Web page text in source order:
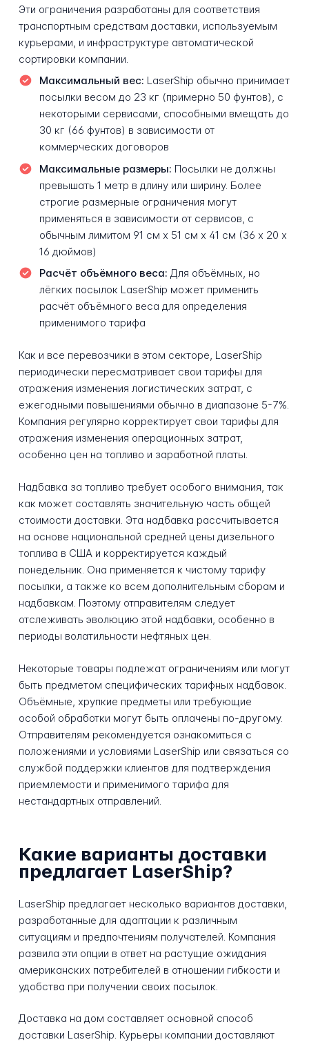
Эти ограничения разработаны для соответствия
транспортным средствам доставки, используемым
курьерами, и инфраструктуре автоматической
сортировки компании.
Максимальный вес: LaserShip обычно принимает
посылки весом до 23 кг (примерно 50 фунтов), с
некоторыми сервисами, способными вмещать до
30 кг (66 фунтов) в зависимости от
коммерческих договоров
Максимальные размеры: Посылки не должны
превышать 1 метр в длину или ширину. Более
строгие размерные ограничения могут
применяться в зависимости от сервисов, с
обычным лимитом 91 см x 51 см x 41 см (36 x 20 x
16 дюймов)
Расчёт объёмного веса: Для объёмных, но
лёгких посылок LaserShip может применить
расчёт объёмного веса для определения
применимого тарифа
Как и все перевозчики в этом секторе, LaserShip
периодически пересматривает свои тарифы для
отражения изменения логистических затрат, с
ежегодными повышениями обычно в диапазоне 5-7%.
Компания регулярно корректирует свои тарифы для
отражения изменения операционных затрат,
особенно цен на топливо и заработной платы.
Надбавка за топливо требует особого внимания, так
как может составлять значительную часть общей
стоимости доставки. Эта надбавка рассчитывается
на основе национальной средней цены дизельного
топлива в США и корректируется каждый
понедельник. Она применяется к чистому тарифу
посылки, а также ко всем дополнительным сборам и
надбавкам. Поэтому отправителям следует
отслеживать эволюцию этой надбавки, особенно в
периоды волатильности нефтяных цен.
Некоторые товары подлежат ограничениям или могут
быть предметом специфических тарифных надбавок.
Объёмные, хрупкие предметы или требующие
особой обработки могут быть оплачены по-другому.
Отправителям рекомендуется ознакомиться с
положениями и условиями LaserShip или связаться со
службой поддержки клиентов для подтверждения
приемлемости и применимого тарифа для
нестандартных отправлений.
Какие варианты доставки
предлагает LaserShip?
LaserShip предлагает несколько вариантов доставки,
разработанные для адаптации к различным
ситуациям и предпочтениям получателей. Компания
развила эти опции в ответ на растущие ожидания
американских потребителей в отношении гибкости и
удобства при получении своих посылок.
Доставка на дом составляет основной способ
доставки LaserShip. Курьеры компании доставляют